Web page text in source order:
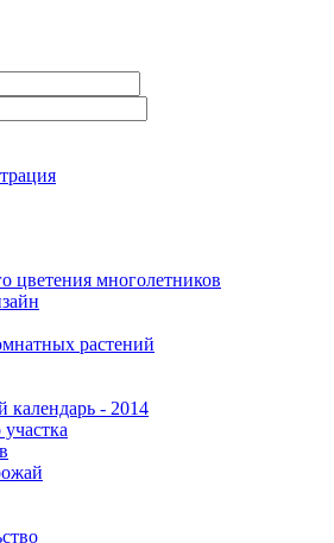
цветения многолетников
растений
- 2014